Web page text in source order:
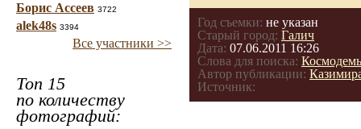
Борис Ассеев 3722
alek48s 3394
Все участники >>
Топ 15
по количеству
фотографий:
Год съемки: не указан
Старый город: Галич
Дата: 07.06.2011 16:26
Слова для поиска:
Автор публикации:
Источник: